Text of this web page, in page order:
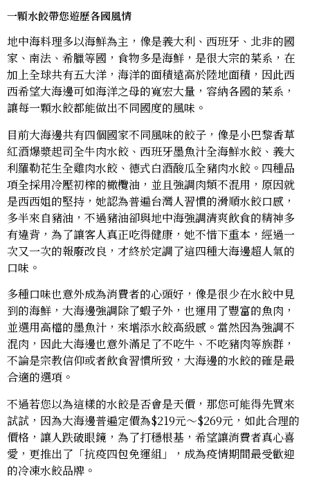
一顆水餃帶您遊歷各國風情
地中海料理多以海鮮為主，像是義大利、西班牙、北非的國
家、南法、希臘等國，食物多是海鮮，是很大宗的菜系，在
加上全球共有五大洋，海洋的面積遠高於陸地面積，因此西
西希望大海邊可如海洋之母的寬宏大量，容納各國的菜系，
讓每一顆水餃都能做出不同國度的風味。
目前大海邊共有四個國家不同風味的餃子，像是小巴黎香草
紅酒爆漿起司全牛肉水餃、西班牙墨魚汁全海鮮水餃、義大
利羅勒花生全雞肉水餃、德式白酒酸瓜全豬肉水餃。四種品
項全採用冷壓初榨的橄欖油，並且強調肉類不混用，原因就
是西西姐的堅持，她認為普遍台灣人習慣的滑順水餃口感，
多半來自豬油，不過豬油卻與地中海強調清爽飲食的精神多
有違背，為了讓客人真正吃得健康，她不惜下重本，經過一
次又一次的報廢改良，才終於定調了這四種大海邊超人氣的
口味。
多種口味也意外成為消費者的心頭好，像是很少在水餃中見
到的海鮮，大海邊強調除了蝦子外，也運用了豐富的魚肉，
並選用高檔的墨魚汁，來增添水餃高級感。當然因為強調不
混肉，因此大海邊也意外滿足了不吃牛、不吃豬肉等族群，
不論是宗教信仰或者飲食習慣所致，大海邊的水餃的確是最
合適的選項。
不過若您以為這樣的水餃是否會是天價，那您可能得先買來
試試，因為大海邊普遍定價為$219元～$269元，如此合理的
價格，讓人跌破眼鏡，為了打穩根基，希望讓消費者真心喜
愛，更推出了「抗疫四包免運組」，成為疫情期間最受歡迎
的冷凍水餃品牌。